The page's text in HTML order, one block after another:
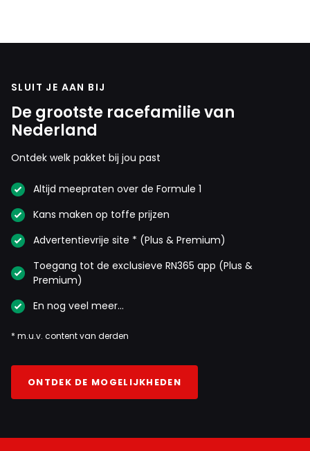
SLUIT JE AAN BIJ
De grootste racefamilie van
Nederland
Ontdek welk pakket bij jou past
Altijd meepraten over de Formule 1
Kans maken op toffe prijzen
Advertentievrije site * (Plus & Premium)
Toegang tot de exclusieve RN365 app (Plus &
Premium)
En nog veel meer…
* m.u.v. content van derden
ONTDEK DE MOGELIJKHEDEN